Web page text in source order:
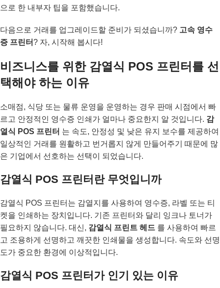
으로 한 내부자 팁을 포함했습니다.
다음으로 거래를 업그레이드할 준비가 되셨습니까? 고속 영수
증 프린터? 자, 시작해 봅시다!
비즈니스를 위한 감열식 POS 프린터를 선
택해야 하는 이유
소매점, 식당 또는 물류 운영을 운영하는 경우 판매 시점에서 빠
르고 안정적인 영수증 인쇄가 얼마나 중요한지 알 것입니다. 감
열식 POS 프린터 는 속도, 안정성 및 낮은 유지 보수를 제공하여
일상적인 거래를 원활하고 번거롭지 않게 만들어주기 때문에 많
은 기업에서 선호하는 선택이 되었습니다.
감열식 POS 프린터란 무엇입니까
감열식 POS 프린터는 감열지를 사용하여 영수증, 라벨 또는 티
켓을 인쇄하는 장치입니다. 기존 프린터와 달리 잉크나 토너가
필요하지 않습니다. 대신, 감열식 프린트 헤드 를 사용하여 빠르
고 조용하게 선명하고 깨끗한 인쇄물을 생성합니다. 속도와 선명
도가 중요한 환경에 이상적입니다.
감열식 POS 프린터가 인기 있는 이유